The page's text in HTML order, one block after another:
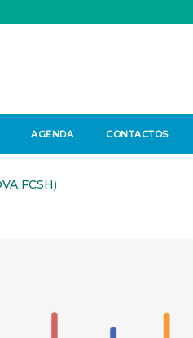
AGENDA CONTACTOS
FCSH)